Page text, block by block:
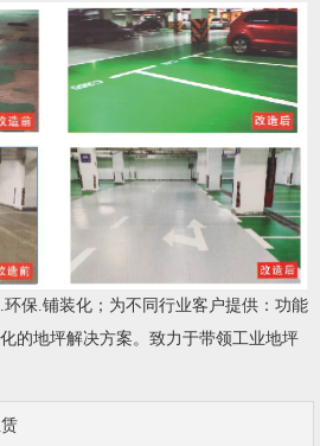
保.铺装化；为不同行业客户提供：功能
的地坪解决方案。致力于带领工业地坪